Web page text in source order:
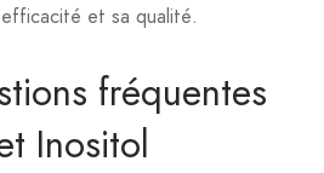
et sa qualité.
fréquentes
Inositol